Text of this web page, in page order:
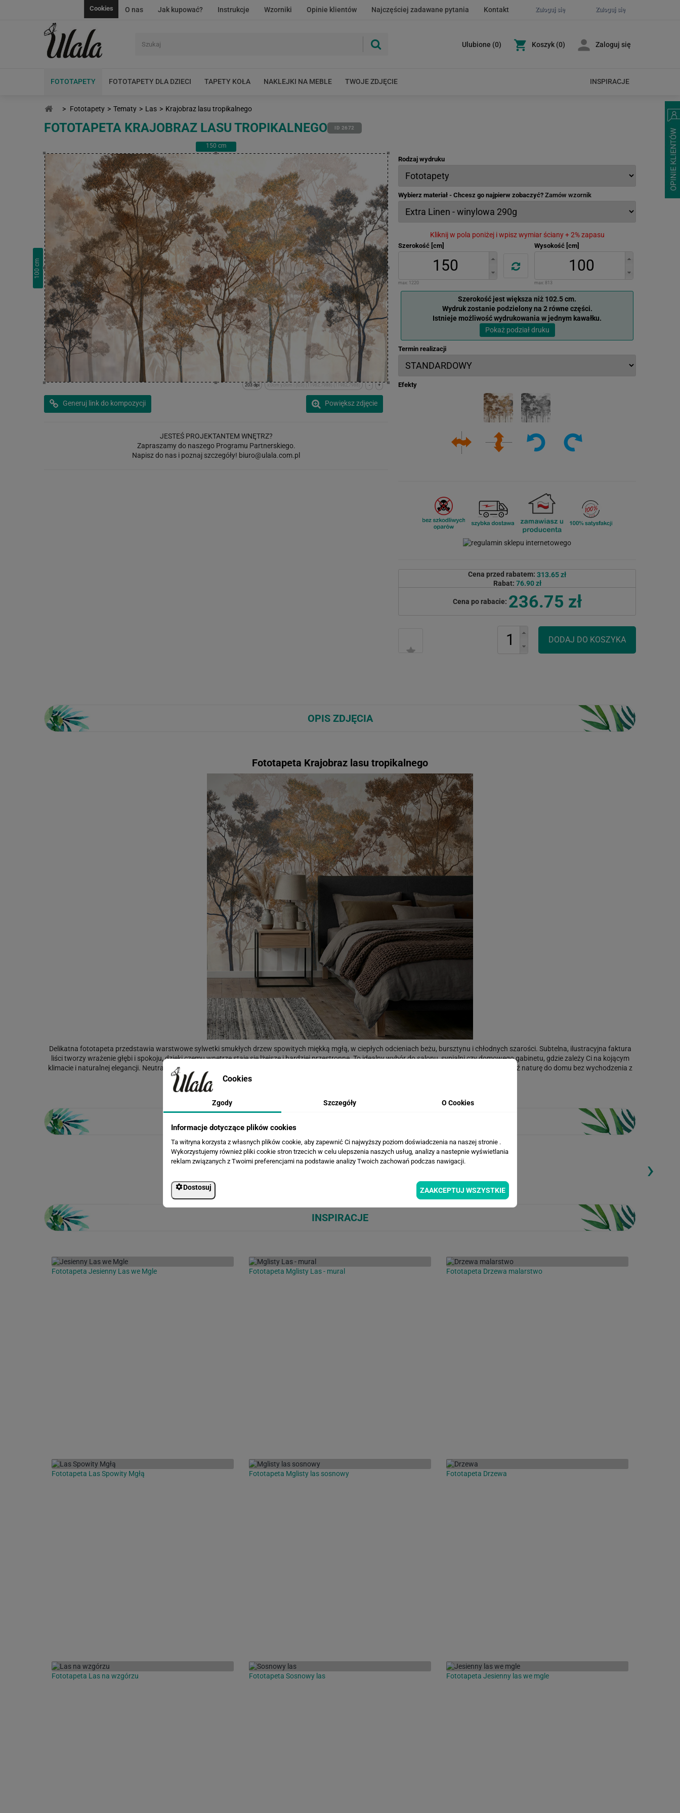
Zaloguj się
Zaloguj się
O nas Jak kupować? Instrukcje Wzorniki Opinie klientów Najczęściej zadawane pytania Kontakt
Cookies
Ulubione (0) Koszyk (0) Zaloguj się
FOTOTAPETY FOTOTAPETY DLA DZIECI TAPETY KOŁA NAKLEJKI NA MEBLE TWOJE ZDJĘCIE INSPIRACJE
> Fototapety > Tematy > Las > Krajobraz lasu tropikalnego
FOTOTAPETA KRAJOBRAZ LASU TROPIKALNEGO ID 2672
150 cm
100
cm
+
-
x:0cm y:0cm | (0,0) (11982,7988) (11982,7988)
203 dpi
Powiększ zdjęcie
Generuj link do kompozycji
JESTEŚ PROJEKTANTEM WNĘTRZ?
Zapraszamy do naszego Programu Partnerskiego.
Napisz do nas i poznaj szczegóły! biuro@ulala.com.pl
Rodzaj wydruku
Wybierz materiał - Chcesz go najpierw zobaczyć? Zamów wzornik
Kliknij w pola poniżej i wpisz wymiar ściany + 2% zapasu
Szerokość [cm]
max: 1220
Wysokość [cm]
max: 813
Szerokość jest większa niż 102.5 cm.
Wydruk zostanie podzielony na 2 równe części.
Istnieje możliwość wydrukowania w jednym kawałku.
Pokaż podział druku
Termin realizacji
Efekty
Cena przed rabatem: 313.65 zł
Rabat: 76.90 zł
Cena po rabacie: 236.75 zł
OPIS ZDJĘCIA
Fototapeta Krajobraz lasu tropikalnego
Delikatna fototapeta przedstawia warstwowe sylwetki smukłych drzew spowitych miękką mgłą, w ciepłych odcieniach beżu, bursztynu i chłodnych szarości. Subtelna, ilustracyjna faktura
liści tworzy wrażenie głębi i spokoju, dzięki czemu wnętrze staje się lżejsze i bardziej przestronne. To idealny wybór do salonu, sypialni czy domowego gabinetu, gdzie zależy Ci na kojącym
klimacie i naturalnej elegancji. Neutralna paleta barw pięknie współgra ze stylem japandi, boho i skandynawskim. Stwórz własną oazę ciszy i wprowadź naturę do domu bez wychodzenia z
WIZUALIZACJE PRODUKTU
Loading... Loading... Loading...
›
INSPIRACJE
Fototapeta Jesienny Las we Mgle Fototapeta Mglisty Las - mural Fototapeta Drzewa malarstwo
Fototapeta Las Spowity Mgłą Fototapeta Mglisty las sosnowy Fototapeta Drzewa
Fototapeta Las na wzgórzu Fototapeta Sosnowy las Fototapeta Jesienny las we mgle
Cookies
Zgody Szczegóły O Cookies
Informacje dotyczące plików cookies
Ta witryna korzysta z własnych plików cookie, aby zapewnić Ci najwyższy poziom doświadczenia na naszej stronie .
Wykorzystujemy również pliki cookie stron trzecich w celu ulepszenia naszych usług, analizy a nastepnie wyświetlania
reklam związanych z Twoimi preferencjami na podstawie analizy Twoich zachowań podczas nawigacji.
Dostosuj ZAAKCEPTUJ WSZYSTKIE